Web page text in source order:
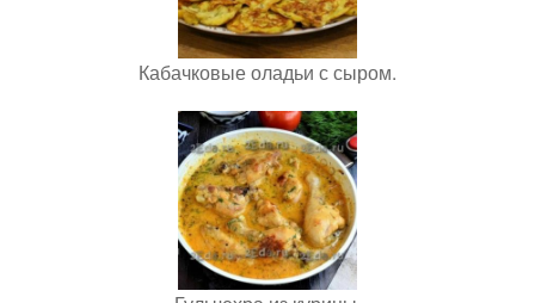
Кабачковые оладьи с сыром.